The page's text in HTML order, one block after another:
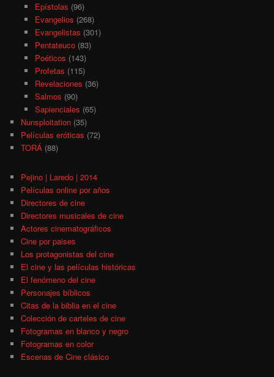
Epístolas (96)
Evangelios (268)
Evangelistas (301)
Pentateuco(83)
Poéticos (143)
Profetas (115)
Revelaciones (36)
Salmos (90)
Sapienciales (65)
Nunsploitation (35)
Películas eróticas (72)
TORÁ (88)
Pejino | Laredo | 2014
Películas online por años
Directores de cine
Directores musicales de cine
Actores cinematográficos
Cine por paises
Los protagonistas del cine
El cine y las películas históricas
El fenómeno del cine
Personajes bíblicos
Citas de la biblia en el cine
Colección de carteles de cine
Fotogramas en blanco y negro
Fotogramas en color
Escenas de Cine clásico